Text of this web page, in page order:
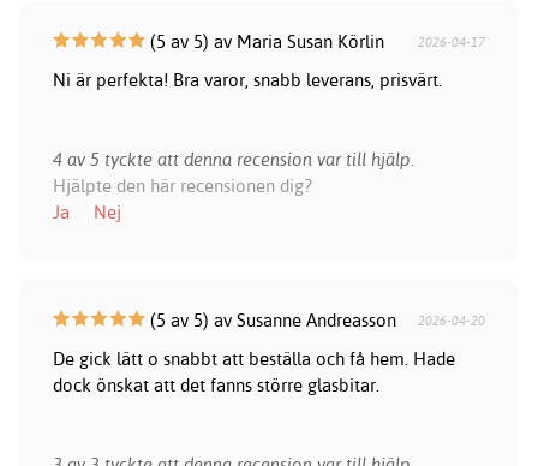
(5 av 5) av Maria Susan Körlin 2026-04-17
Ni är perfekta! Bra varor, snabb leverans, prisvärt.
4 av 5 tyckte att denna recension var till hjälp.
Hjälpte den här recensionen dig?
Ja
Nej
(5 av 5) av Susanne Andreasson 2026-04-20
De gick lätt o snabbt att beställa och få hem. Hade
dock önskat att det fanns större glasbitar.